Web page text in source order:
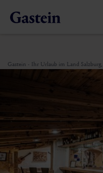
Gastein - Ihr Urlaub im Land